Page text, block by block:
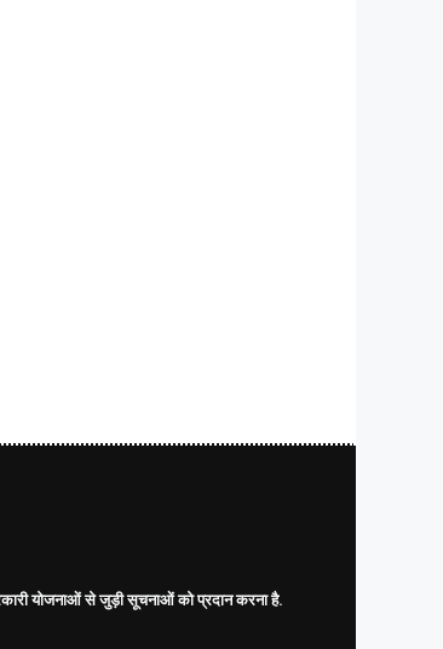
योजनाओं से जुड़ी सूचनाओं को प्रदान करना है.